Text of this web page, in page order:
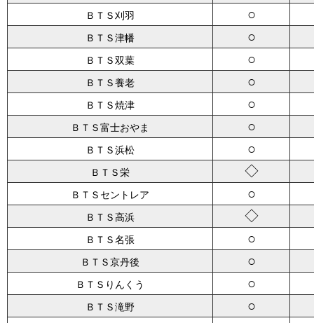
ＢＴＳ刈羽 ○
ＢＴＳ津幡 ○
ＢＴＳ双葉 ○
ＢＴＳ養老 ○
ＢＴＳ焼津 ○
ＢＴＳ富士おやま ○
ＢＴＳ浜松 ○
ＢＴＳ栄 ◇
ＢＴＳセントレア ○
ＢＴＳ高浜 ◇
ＢＴＳ名張 ○
ＢＴＳ京丹後 ○
ＢＴＳりんくう ○
ＢＴＳ滝野
○